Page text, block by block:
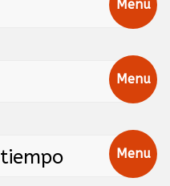
Menu
Menu
Menu